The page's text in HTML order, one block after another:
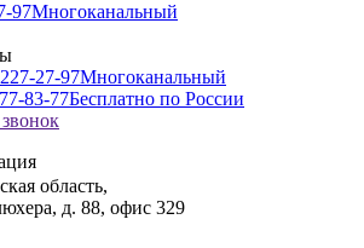
97Многоканальный
27-97Многоканальный
83-77Бесплатно по России
звонок
область,
д. 88, офис 329